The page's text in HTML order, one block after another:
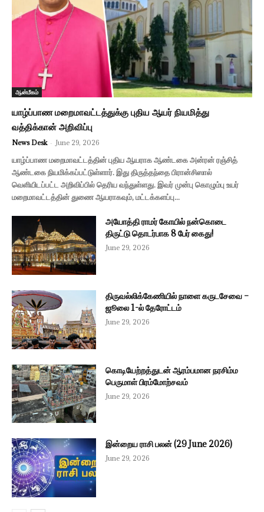
ஆன்மீகம்
யாழ்ப்பாண மறைமாவட்டத்துக்கு புதிய ஆயர் நியமித்து
வத்திக்கான் அறிவிப்பு
News Desk - June 29, 2026
யாழ்ப்பாண மறைமாவட்டத்தின் புதிய ஆயராக ஆண்டகை அன்ரன் ரஞ்சித்
ஆண்டகை நியமிக்கப்பட்டுள்ளார். இது திருத்தந்தை பிரான்சிஸால்
வெளியிடப்பட்ட அறிவிப்பில் தெரிய வந்துள்ளது. இவர் முன்பு கொழும்பு உயர்
மறைமாவட்டத்தின் துணை ஆயராகவும், மட்டக்களப்பு...
அயோத்தி ராமர் கோயில் நன்கொடை
திருட்டு தொடர்பாக 8 பேர் கைது!
June 29, 2026
திருவல்லிக்கேணியில் நாளை கருடசேவை –
ஜூலை 1-ல் தேரோட்டம்
June 29, 2026
கொடியேற்றத்துடன் ஆரம்பமான நரசிம்ம
பெருமாள் பிரம்மோற்சவம்
June 29, 2026
இன்றைய ராசி பலன் (29 June 2026)
June 29, 2026